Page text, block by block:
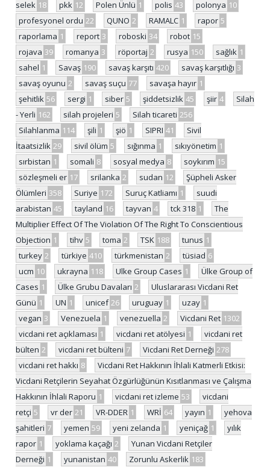
selek 18 pkk 12 Polen Ünlü 1 polis 43 polonya 10
profesyonel ordu 22 QUNO 2 RAMALC 1 rapor 5
raporlama 1 report 3 roboski 34 robot 15
rojava 39 romanya 3 röportaj 2 rusya 150 sağlık 1
sahel 1 Savaş 190 savaş karşıtı 420 savaş karşıtlığı 3
savaş oyunu 2 savaş suçu 77 savaşa hayır 1
şehitlik 56 sergi 1 siber 5 şiddetsizlik 45 şiir 4
Silah
- Yerli 162 silah projeleri 5 Silah ticareti 256
Silahlanma 114 şili 1 şiö 1 SIPRI 41
Sivil
İtaatsizlik 29 sivil ölüm 5 sığınma 1 sıkıyönetim 1
sırbistan 1 somali 8 sosyal medya 8 soykırım 15
sözleşmeli er 17 srilanka 2 sudan 12
Şüpheli Asker
Ölümleri 358 Suriye 172 Suruç Katliamı 1
suudi
arabistan 45 tayland 16 tayvan 4 tck 318 1
The
Multiplier Effect Of The Violation Of The Right To Conscientious
Objection 1 tihv 5 toma 2 TSK 188 tunus 1
turkey 2 türkiye 410 türkmenistan 2 tüsiad 6
ucm 10 ukrayna 118 Ulke Group Cases 1
Ülke Group of
Cases 1 Ülke Grubu Davaları 2
Uluslararası Vicdani Ret
Günü 1 UN 1 unicef 26 uruguay 1 uzay 1
vegan 3 Venezuela 1 venezuella 2 Vicdani Ret 1302
vicdani ret açıklaması 1 vicdani ret atölyesi 1
vicdani ret
bülten 2 vicdani ret bülteni 7 Vicdani Ret Derneği 278
vicdani ret hakkı 8
Vicdani Ret Hakkının İhlali Katmerli Etkisi:
Vicdani Retçilerin Seyahat Özgürlüğünün Kısıtlanması ve Çalışma
Hakkının İhlali Raporu 1 vicdani ret izleme 53
vicdani
retçi 5 vr der 21 VR-DDER 1 WRİ 64 yayın 1
yehova
şahitleri 7 yemen 59 yeni zelanda 1 yeniçağ 1
yılık
rapor 1 yoklama kaçağı 2
Yunan Vicdani Retçiler
Derneği 1 yunanistan 40 Zorunlu Askerlik 183